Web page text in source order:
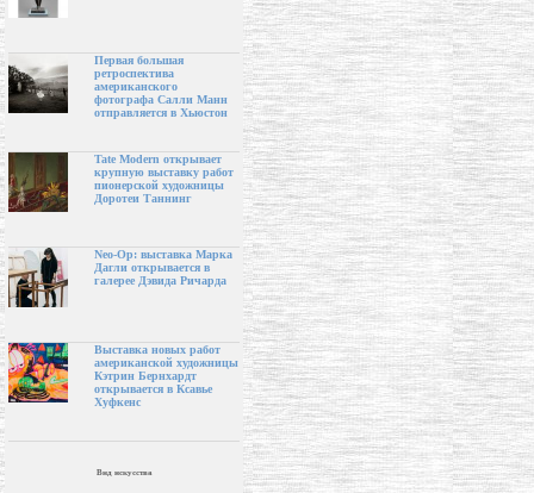
Первая большая
ретроспектива
американского
фотографа Салли Манн
отправляется в Хьюстон
Tate Modern открывает
крупную выставку работ
пионерской художницы
Доротеи Таннинг
Neo-Op: выставка Марка
Дагли открывается в
галерее Дэвида Ричарда
Выставка новых работ
американской художницы
Кэтрин Бернхардт
открывается в Ксавье
Хуфкенс
Вид искусства